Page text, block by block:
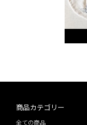
商品カテゴリー
全ての商品